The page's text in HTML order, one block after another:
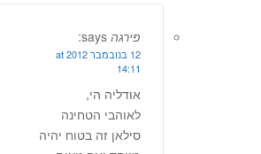
פירגה says:
12 בנובמבר 2012 at
14:11
אודליה הי,
לאוהבי הטחינה
סילאן זה בטוח יהיה